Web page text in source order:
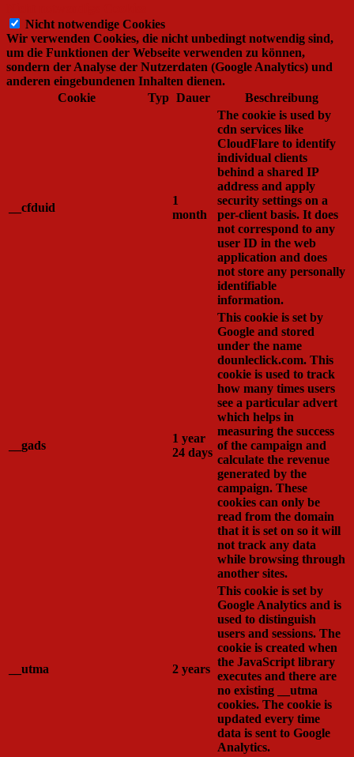
Nicht notwendige Cookies
Wir verwenden Cookies, die nicht unbedingt notwendig sind,
um die Funktionen der Webseite verwenden zu können,
sondern der Analyse der Nutzerdaten (Google Analytics) und
anderen eingebundenen Inhalten dienen.
Cookie
Typ Dauer Beschreibung
__cfduid
1
month
The cookie is used by
cdn services like
CloudFlare to identify
individual clients
behind a shared IP
address and apply
security settings on a
per-client basis. It does
not correspond to any
user ID in the web
application and does
not store any personally
identifiable
information.
__gads
1 year
24 days
This cookie is set by
Google and stored
under the name
dounleclick.com. This
cookie is used to track
how many times users
see a particular advert
which helps in
measuring the success
of the campaign and
calculate the revenue
generated by the
campaign. These
cookies can only be
read from the domain
that it is set on so it will
not track any data
while browsing through
another sites.
__utma 2 years
This cookie is set by
Google Analytics and is
used to distinguish
users and sessions. The
cookie is created when
the JavaScript library
executes and there are
no existing __utma
cookies. The cookie is
updated every time
data is sent to Google
Analytics.